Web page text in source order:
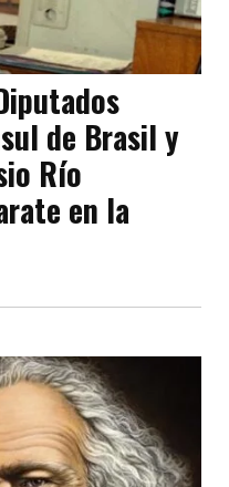
de Brasil y
Río
en la